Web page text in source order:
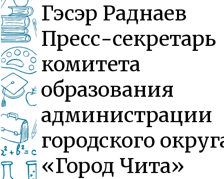
Гэсэр Раднаев
Пресс-секретарь
комитета
образования
администрации
городского
«Город Чита»